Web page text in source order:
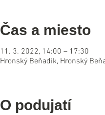
Čas a miesto
11. 3. 2022, 14:00 – 17:30
Hronský Beňadik, Hronský
O podujatí